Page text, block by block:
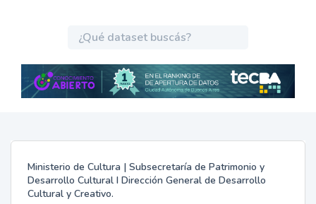
Ministerio de Cultura | Subsecretaría de Patrimonio y
Desarrollo Cultural I Dirección General de Desarrollo
Cultural y Creativo.